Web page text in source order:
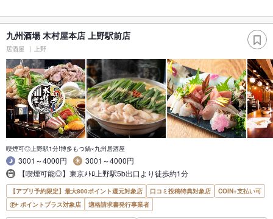
九州酒場 木村屋本店 上野駅前店
居酒屋 上野
喫煙可◎上野駅1分!博多もつ鍋×九州居酒屋
3001～4000円
3001～4000円
【喫煙可能◎】東京ﾒﾄﾛ上野駅5b出口より徒歩約1分
【アプリ予約限定】最大800ポイント還元対象店 口コミ投稿特典対象店
COIN+支払い可
ポイントプラス対象店
適格請求書発行事業者